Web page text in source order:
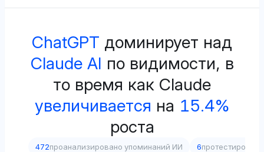
ChatGPT доминирует над
Claude AI по видимости, в
то время как Claude
увеличивается на 15.4%
роста
472проанализировано упоминаний ИИ 6